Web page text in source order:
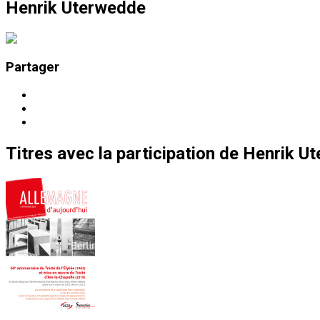
Henrik Uterwedde
Partager
Titres avec la participation de Henrik